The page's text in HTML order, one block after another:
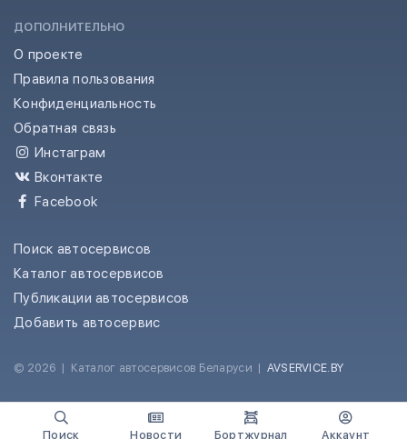
ДОПОЛНИТЕЛЬНО
О проекте
Правила пользования
Конфиденциальность
Обратная связь
Инстаграм
Вконтакте
Facebook
Поиск автосервисов
Каталог автосервисов
Публикации автосервисов
Добавить автосервис
© 2026 | Каталог автосервисов Беларуси | AVSERVICE.BY
Поиск Новости Бортжурнал Аккаунт